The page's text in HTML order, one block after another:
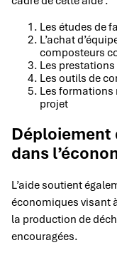
Les études de
L’achat
composteurs
Les
Les outils de
Les formations
projet
Déploiement
dans
L’aide soutient
économiques visant
la production de
encouragées.